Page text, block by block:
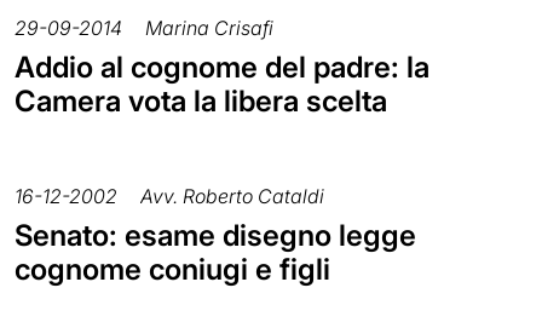
29-09-2014 Marina Crisafi
Addio al cognome del padre: la
Camera vota la libera scelta
16-12-2002 Avv. Roberto Cataldi
Senato: esame disegno legge
cognome coniugi e figli